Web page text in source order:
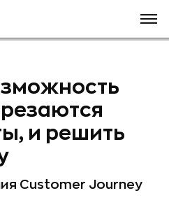
и решить
Customer Journey